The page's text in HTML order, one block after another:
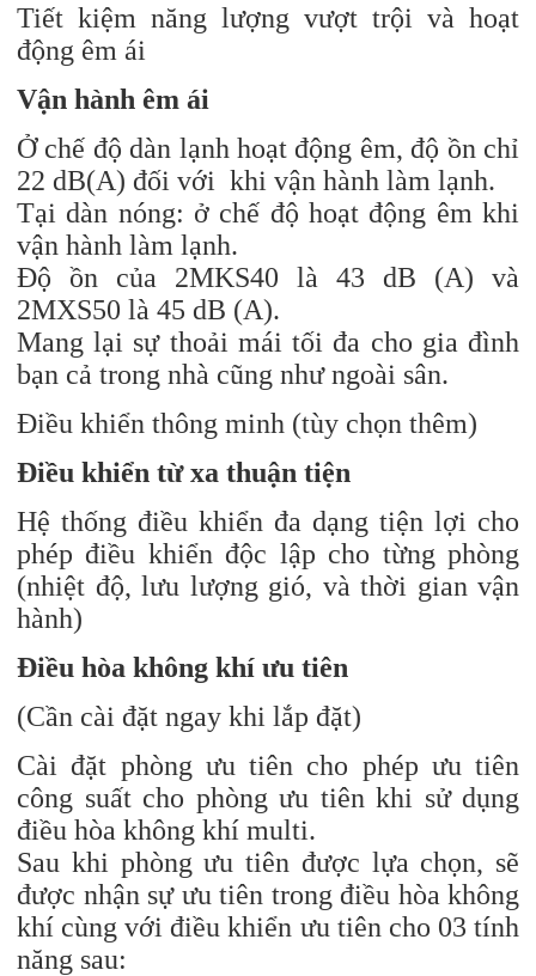
Tiết kiệm năng lượng vượt trội và hoạt
động êm ái
Vận hành êm ái
Ở chế độ dàn lạnh hoạt động êm, độ ồn chỉ
22 dB(A) đối với khi vận hành làm lạnh.
Tại dàn nóng: ở chế độ hoạt động êm khi
vận hành làm lạnh.
Độ ồn của 2MKS40 là 43 dB (A) và
2MXS50 là 45 dB (A).
Mang lại sự thoải mái tối đa cho gia đình
bạn cả trong nhà cũng như ngoài sân.
Điều khiển thông minh (tùy chọn thêm)
Điều khiển từ xa thuận tiện
Hệ thống điều khiển đa dạng tiện lợi cho
phép điều khiển độc lập cho từng phòng
(nhiệt độ, lưu lượng gió, và thời gian vận
hành)
Điều hòa không khí ưu tiên
(Cần cài đặt ngay khi lắp đặt)
Cài đặt phòng ưu tiên cho phép ưu tiên
công suất cho phòng ưu tiên khi sử dụng
điều hòa không khí multi.
Sau khi phòng ưu tiên được lựa chọn, sẽ
được nhận sự ưu tiên trong điều hòa không
khí cùng với điều khiển ưu tiên cho 03 tính
năng sau: